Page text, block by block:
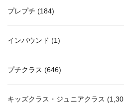
プレプチ (184)
インバウンド (1)
プチクラス (646)
キッズクラス・ジュニアクラス